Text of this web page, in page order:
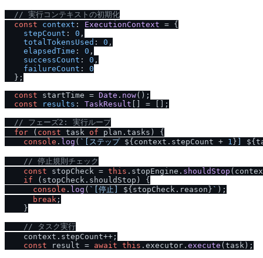
/ / 実行コンテキストの初期化
const
context : ExecutionContext = {
stepCount : 0 ,
totalTokensUsed : 0 ,
elapsedTime : 0 ,
successCount : 0 ,
failureCount : 0
  };
const startTime = Date . now();
const
results : TaskResult [] = [];
/ / フェーズ2: 実行ループ
for ( const task of plan. tasks ) {
console . log ( `[ステップ ${context.stepCount + 1 }
/ / 停止規則チェック
const stopCheck = this . stopEngine . shouldStop
if (stopCheck. shouldStop ) {
console . log ( `[停止] ${stopCheck.reason} ` );
break ;
    }
/ / タスク実行
    context.
stepCount++;
const result = await this . executor . execute (task);